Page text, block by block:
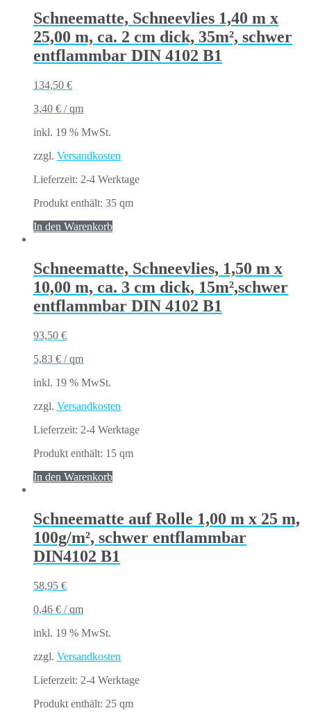
Schneematte, Schneevlies 1,40 m x
25,00 m, ca. 2 cm dick, 35m², schwer
entflammbar DIN 4102 B1
134,50 €
3,40 € /qm
inkl. 19 % MwSt.
zzgl. Versandkosten
Lieferzeit: 2-4 Werktage
Produkt enthält: 35 qm
In den Warenkorb
Schneematte, Schneevlies, 1,50 m x
10,00 m, ca. 3 cm dick, 15m²,schwer
entflammbar DIN 4102 B1
93,50 €
5,83 € /qm
inkl. 19 % MwSt.
zzgl. Versandkosten
Lieferzeit: 2-4 Werktage
Produkt enthält: 15 qm
In den Warenkorb
Schneematte auf Rolle 1,00 m x 25 m,
100g/m², schwer entflammbar
DIN4102 B1
58,95 €
0,46 € /qm
inkl. 19 % MwSt.
zzgl. Versandkosten
Lieferzeit: 2-4 Werktage
Produkt enthält: 25 qm